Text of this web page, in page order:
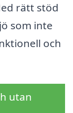
rätt stöd
som inte
och
utan